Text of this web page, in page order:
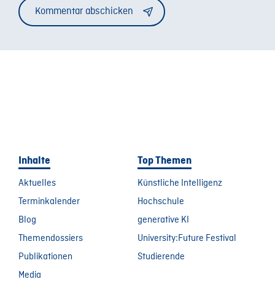
Inhalte
Aktuelles
Terminkalender
Blog
Themendossiers
Publikationen
Media
Top Themen
Künstliche Intelligenz
Hochschule
generative KI
University:Future Festival
Studierende